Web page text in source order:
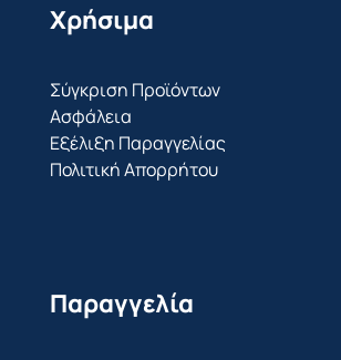
Χρήσιμα
Σύγκριση Προϊόντων
Ασφάλεια
Εξέλιξη Παραγγελίας
Πολιτική Απορρήτου
Παραγγελία